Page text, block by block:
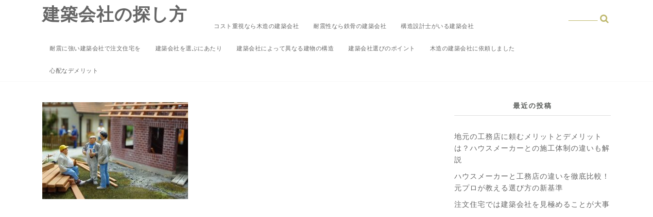
建築会社の探し方
コスト重視なら木造の建築会社 耐震性なら鉄骨の建築会社 構造設計士がいる建築会社
耐震に強い建築会社で注文住宅を 建築会社を選ぶにあたり 建築会社によって異なる建物の構造 建築会社選びのポイント 木造の建築会社に依頼しました
心配なデメリット
construction-worker-2459529_640
最近の投稿
地元の工務店に頼むメリットとデメリット
は？ハウスメーカーとの施工体制の違いも解
説
ハウスメーカーと工務店の違いを徹底比較！
元プロが教える選び方の新基準
注文住宅では建築会社を見極めることが大事